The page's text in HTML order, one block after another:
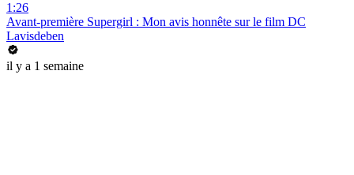
1:26
Avant-première Supergirl : Mon avis honnête sur le film DC
Lavisdeben
il y a 1 semaine